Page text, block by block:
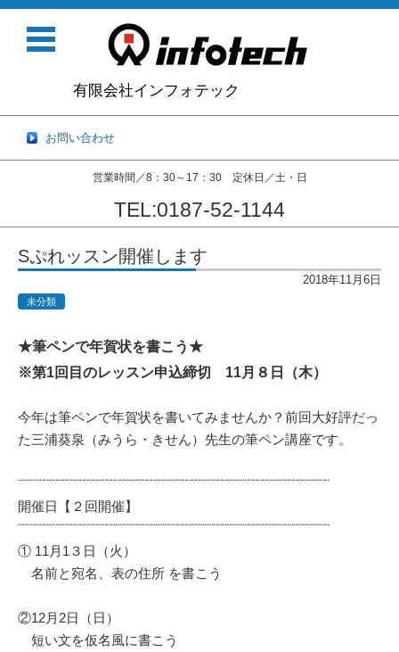
有限会社インフォテック
お問い合わせ
営業時間／8：30～17：30 定休日／土・日
TEL:0187-52-1144
コンテンツに移動
Sぷれッスン開催します
2018年11月6日
未分類
★筆ペンで年賀状を書こう★
※第1回目のレッスン申込締切 11月８日（木）
今年は筆ペンで年賀状を書いてみませんか？前回大好評だっ
た三浦葵泉（みうら・きせん）先生の筆ペン講座です。
¨¨¨¨¨¨¨¨¨¨¨¨¨¨¨¨¨¨¨¨¨¨¨¨¨¨¨¨¨¨¨¨¨¨¨¨¨¨¨¨¨¨¨¨¨¨¨¨¨¨¨¨¨¨¨¨¨¨¨¨¨¨¨¨¨¨¨¨¨¨
開催日【２回開催】
¨¨¨¨¨¨¨¨¨¨¨¨¨¨¨¨¨¨¨¨¨¨¨¨¨¨¨¨¨¨¨¨¨¨¨¨¨¨¨¨¨¨¨¨¨¨¨¨¨¨¨¨¨¨¨¨¨¨¨¨¨¨¨¨¨¨¨¨¨¨
① 11月1３日（火）
名前と宛名、表の住所 を書こう
②12月2日（日）
短い文を仮名風に書こう